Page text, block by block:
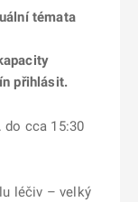
témata
přihlásit.
do cca 15:30
léčiv – velký